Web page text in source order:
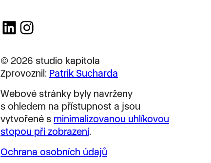
LinkedIn Instagram
© 2026 studio kapitola
Zprovoznil: Patrik Sucharda
Webové stránky byly navrženy
s ohledem na přístupnost a jsou
vytvořené s minimalizovanou uhlíkovou
stopou při zobrazení.
Ochrana osobních údajů